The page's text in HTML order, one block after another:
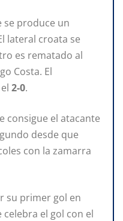
se produce un
lateral croata se
es rematado al
Costa. El
2-0.
consigue el atacante
desde que
con la zamarra
su primer gol en
celebra el gol con el